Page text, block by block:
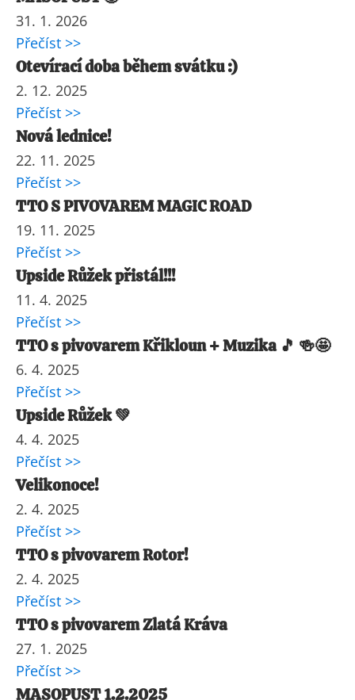
31. 1. 2026
Přečíst >>
Otevírací doba během svátku :)
2. 12. 2025
Přečíst >>
Nová lednice!
22. 11. 2025
Přečíst >>
TTO S PIVOVAREM MAGIC ROAD
19. 11. 2025
Přečíst >>
Upside Růžek přistál!!!
11. 4. 2025
Přečíst >>
TTO s pivovarem Křikloun + Muzika 🎵 🍻🤩
6. 4. 2025
Přečíst >>
Upside Růžek 💚
4. 4. 2025
Přečíst >>
Velikonoce!
2. 4. 2025
Přečíst >>
TTO s pivovarem Rotor!
2. 4. 2025
Přečíst >>
TTO s pivovarem Zlatá Kráva
27. 1. 2025
Přečíst >>
MASOPUST 1.2.2025